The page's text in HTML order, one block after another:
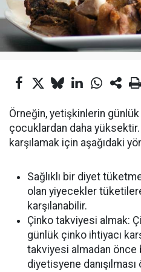
Örneğin, yetişkinlerin günlük
çocuklardan daha yüksektir.
karşılamak için aşağıdaki
Sağlıklı bir diyet
olan yiyecekler
karşılanabilir.
Çinko takviyesi almak:
günlük çinko ihtiyacı
takviyesi almadan önce
diyetisyene